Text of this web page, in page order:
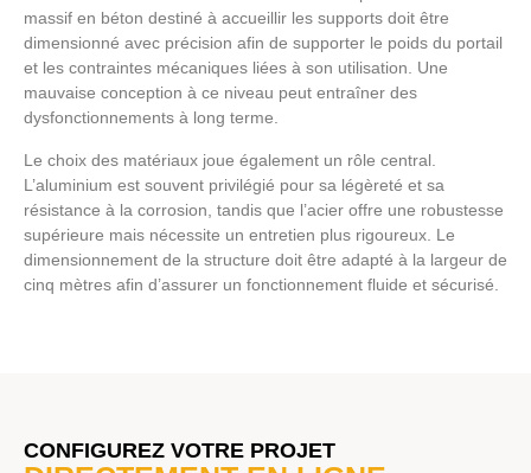
massif en béton destiné à accueillir les supports doit être
dimensionné avec précision afin de supporter le poids du portail
et les contraintes mécaniques liées à son utilisation. Une
mauvaise conception à ce niveau peut entraîner des
dysfonctionnements à long terme.
Le choix des matériaux joue également un rôle central.
L’aluminium est souvent privilégié pour sa légèreté et sa
résistance à la corrosion, tandis que l’acier offre une robustesse
supérieure mais nécessite un entretien plus rigoureux. Le
dimensionnement de la structure doit être adapté à la largeur de
cinq mètres afin d’assurer un fonctionnement fluide et sécurisé.
CONFIGUREZ VOTRE PROJET